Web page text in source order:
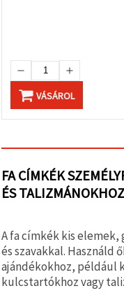
VÁSÁROL
FA CÍMKÉK
ÉS TALIZMÁNOKHOZ
A fa címkék kis
és szavakkal. Használd
ajándékokhoz, például
kulcstartókhoz vagy